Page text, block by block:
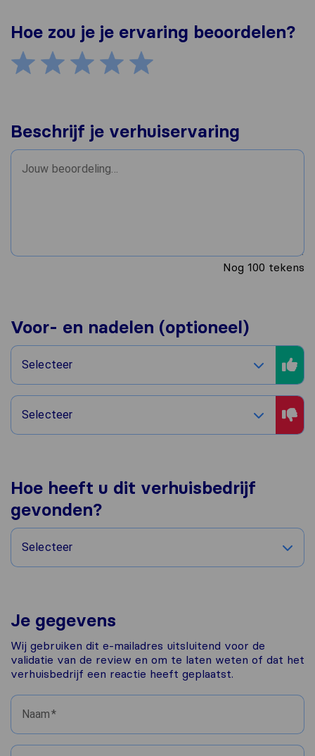
Hoe zou je je ervaring beoordelen?
Beschrijf je verhuiservaring
Nog 100 tekens
Voor- en nadelen (optioneel)
Selecteer
Selecteer
Hoe heeft u dit verhuisbedrijf
gevonden?
Selecteer
Je gegevens
Wij gebruiken dit e-mailadres uitsluitend voor de
validatie van de review en om te laten weten of dat het
verhuisbedrijf een reactie heeft geplaatst.
Naam